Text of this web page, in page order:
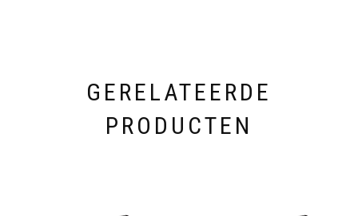
GERELATEERDE
PRODUCTEN